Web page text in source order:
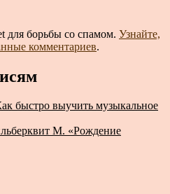
для борьбы со спамом. Узнайте,
комментариев.
быстро выучить музыкальное
М. «Рождение